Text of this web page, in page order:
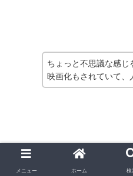
ちょっと不思議な感じ
映画化もされていて、
《作品7》桜のような
メニュー ホーム 検